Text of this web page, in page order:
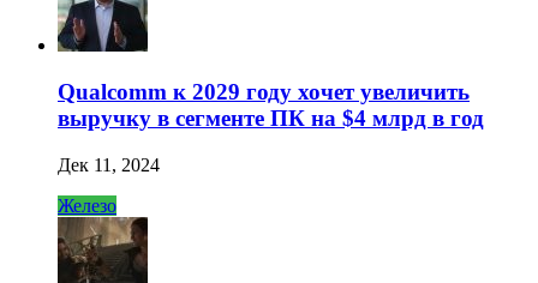
Qualcomm к 2029 году хочет увеличить
выручку в сегменте ПК на $4 млрд в год
Дек 11, 2024
Железо